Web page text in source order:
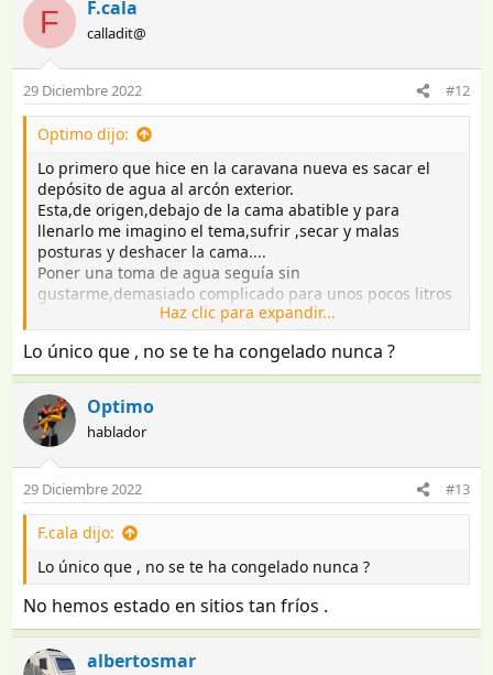
F F.cala
calladit@
29 Diciembre 2022 #12
Optimo dijo:
Lo primero que hice en la caravana nueva es sacar el
depósito de agua al arcón exterior.
Esta,de origen,debajo de la cama abatible y para
llenarlo me imagino el tema,sufrir ,secar y malas
posturas y deshacer la cama....
Poner una toma de agua seguía sin
gustarme,demasiado complicado para unos pocos litros
Ver el archivos adjunto 4136894
Ahora tengo pensado poner un calentador de pecera
que me dieron ,no para hervir ,solo para quitar un poco
el frió del agua.
Es una de las mejoras que se hacen para ganar
comodidad.
Haz clic para expandir...
Lo único que , no se te ha congelado nunca ?
Optimo
hablador
29 Diciembre 2022 #13
F.cala dijo:
Lo único que , no se te ha congelado nunca ?
No hemos estado en sitios tan fríos .
albertosmar